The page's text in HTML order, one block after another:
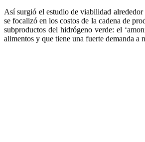
Así surgió el estudio de viabilidad
se focalizó en los costos de la cadena de
subproductos del hidrógeno verde: el
alimentos y que tiene una fuerte demanda a